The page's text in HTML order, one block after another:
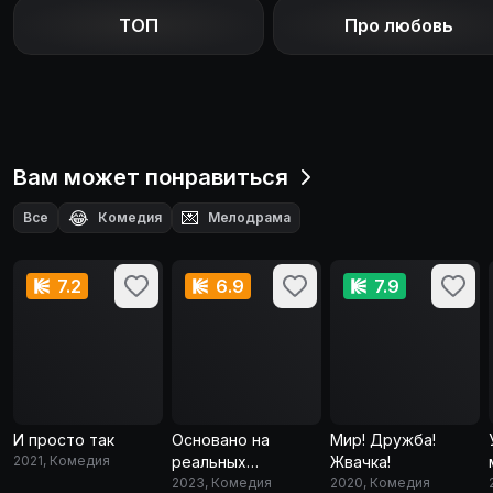
ТОП Про любовь
Вам может понравиться
Все 😂 Комедия 💌 Мелодрама
7.2
И просто так
2021, Комедия
6.9
Основано на
реальных
событиях
2023, Комедия
7.9
Мир! Дружба!
Жвачка!
2020, Комедия